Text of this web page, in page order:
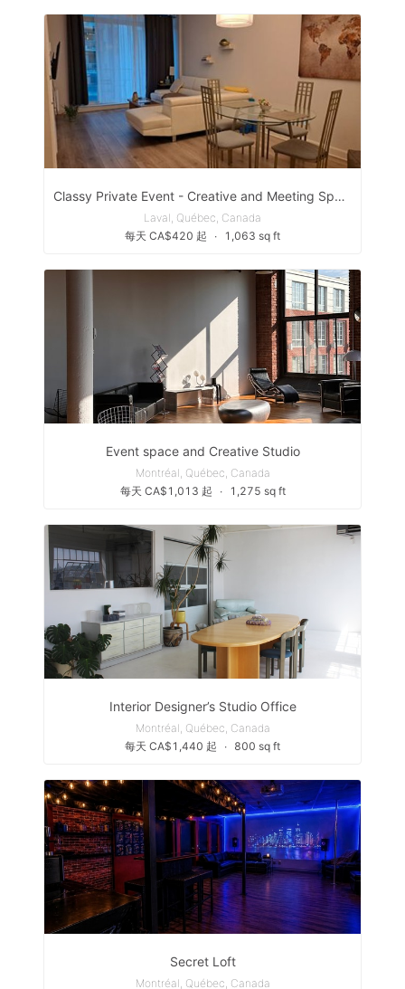
Classy Private Event - Creative and Meeting Space - all in one!
Laval, Québec, Canada
每天 CA$420 起
∙ 1,063 sq ft
Event space and Creative Studio
Montréal, Québec, Canada
每天 CA$1,013 起
∙ 1,275 sq ft
Interior Designer’s Studio Office
Montréal, Québec, Canada
每天 CA$1,440 起
∙ 800 sq ft
Secret Loft
Montréal, Québec, Canada